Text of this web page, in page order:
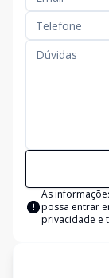
As
possa entrar
privacidade e